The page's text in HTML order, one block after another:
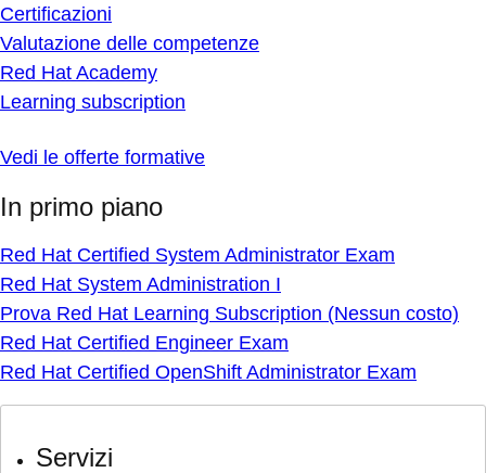
Certificazioni
Valutazione delle competenze
Red Hat Academy
Learning subscription
Vedi le offerte formative
In primo piano
Red Hat Certified System Administrator Exam
Red Hat System Administration I
Prova Red Hat Learning Subscription (Nessun costo)
Red Hat Certified Engineer Exam
Red Hat Certified OpenShift Administrator Exam
Servizi